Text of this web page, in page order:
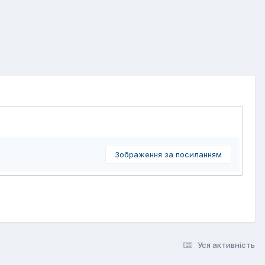
Зображення за посиланням
Уся активність